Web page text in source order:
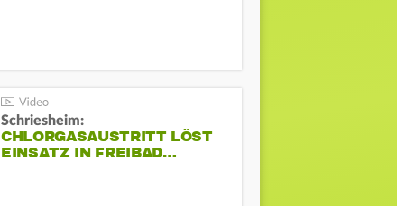
Schriesheim:
CHLORGASAUSTRITT LÖST
EINSATZ IN FREIBAD…